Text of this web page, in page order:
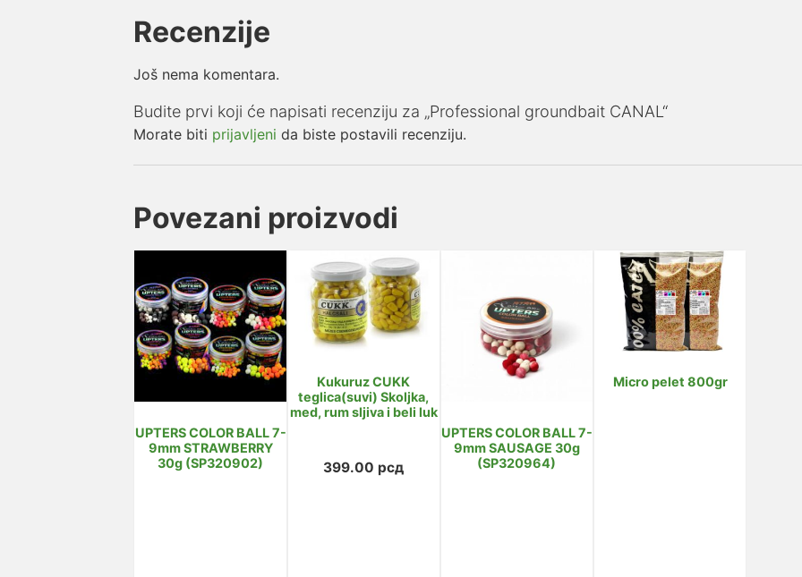
Recenzije
Još nema komentara.
Budite prvi koji će napisati recenziju za „Professional groundbait CANAL“
Morate biti prijavljeni da biste postavili recenziju.
Povezani proizvodi
UPTERS COLOR BALL 7-
9mm STRAWBERRY
30g (SP320902)
Kukuruz CUKK
teglica(suvi) Skoljka,
med, rum sljiva i beli luk
399.00 рсд
UPTERS COLOR BALL 7-
9mm SAUSAGE 30g
(SP320964)
Micro pelet 800gr